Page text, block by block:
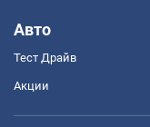
Авто
Тест Драйв
Акции